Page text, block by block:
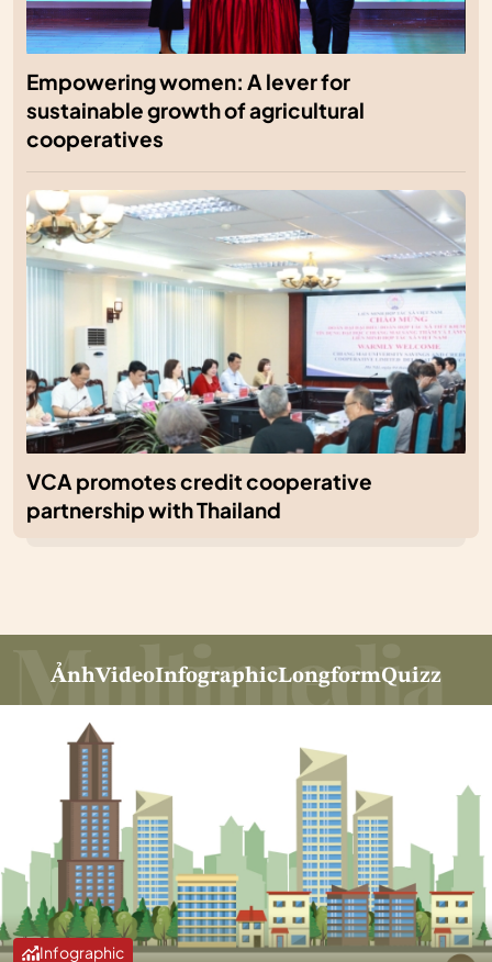
Empowering women: A lever for
sustainable growth of agricultural
cooperatives
VCA promotes credit cooperative
partnership with Thailand
ẢnhVideoInfographicLongformQuizz
Infographic